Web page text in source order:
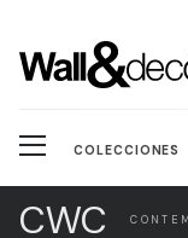
COLECCIONES
CWC